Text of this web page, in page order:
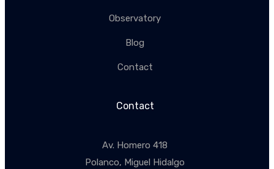
Observatory
Blog
Contact
Contact
Av. Homero 418
Polanco, Miguel Hidalgo